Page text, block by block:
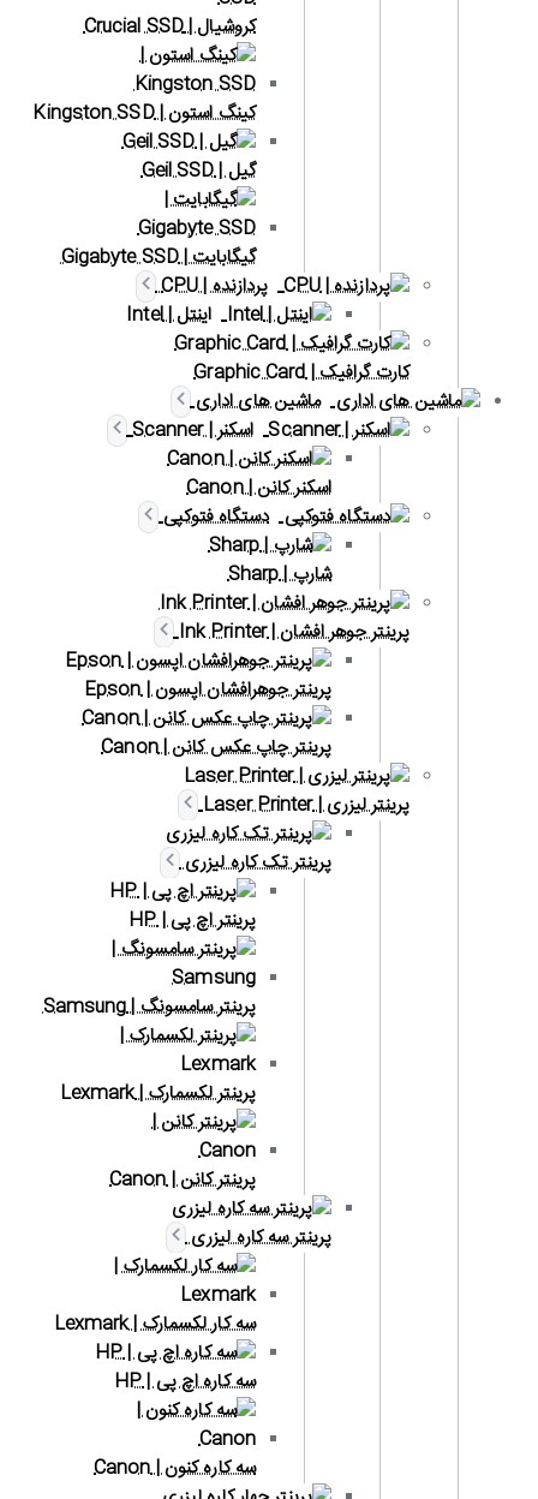
کروشیال | Crucial SSD
کینگ استون | Kingston SSD
گیل | Geil SSD
گیگابایت | Gigabyte SSD
پردازنده | CPU
اینتل | Intel
کارت گرافیک | Graphic Card
ماشین های اداری
اسکنر | Scanner
اسکنر کانن | Canon
دستگاه فتوکپی
شارپ | Sharp
پرینتر جوهر افشان | Ink Printer
پرینتر جوهرافشان اپسون | Epson
پرینتر چاپ عکس کانن | Canon
پرینتر لیزری | Laser Printer
پرینتر تک کاره لیزری
پرینتر اچ پی | HP
پرینتر سامسونگ | Samsung
پرینتر لکسمارک | Lexmark
پرینتر کانن | Canon
پرینتر سه کاره لیزری
سه کار لکسمارک | Lexmark
سه کاره اچ پی | HP
سه کاره کنون | Canon